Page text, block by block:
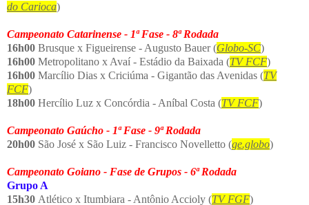
do Carioca)
Campeonato Catarinense - 1ª Fase - 8ª Rodada
16h00 Brusque x Figueirense - Augusto Bauer (Globo-SC)
16h00 Metropolitano x Avaí - Estádio da Baixada (TV FCF)
16h00 Marcílio Dias x Criciúma - Gigantão das Avenidas (TV
FCF)
18h00 Hercílio Luz x Concórdia - Aníbal Costa (TV FCF)
Campeonato Gaúcho - 1ª Fase - 9ª Rodada
20h00 São José x São Luiz - Francisco Novelletto (ge.globo)
Campeonato Goiano - Fase de Grupos - 6ª Rodada
Grupo A
15h30 Atlético x Itumbiara - Antônio Accioly (TV FGF)